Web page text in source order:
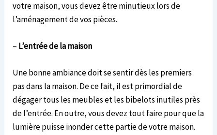
votre maison, vous devez être minutieux lors de
l’aménagement de vos pièces.
– L’entrée de la maison
Une bonne ambiance doit se sentir dès les premiers
pas dans la maison. De ce fait, il est primordial de
dégager tous les meubles et les bibelots inutiles près
de l’entrée. En outre, vous devez tout faire pour que la
lumière puisse inonder cette partie de votre maison.